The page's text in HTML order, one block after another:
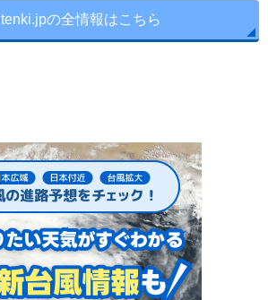
tenki.jpの全情報はこちら